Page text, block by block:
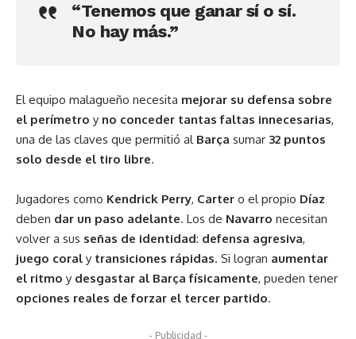
“Tenemos que ganar sí o sí.
No hay más.”
El equipo malagueño necesita mejorar su defensa sobre
el perímetro y no conceder tantas faltas innecesarias,
una de las claves que permitió al Barça sumar 32 puntos
solo desde el tiro libre.
Jugadores como Kendrick Perry, Carter o el propio Díaz
deben dar un paso adelante. Los de Navarro necesitan
volver a sus señas de identidad: defensa agresiva,
juego coral y transiciones rápidas. Si logran aumentar
el ritmo y desgastar al Barça físicamente, pueden tener
opciones reales de forzar el tercer partido.
- Publicidad -